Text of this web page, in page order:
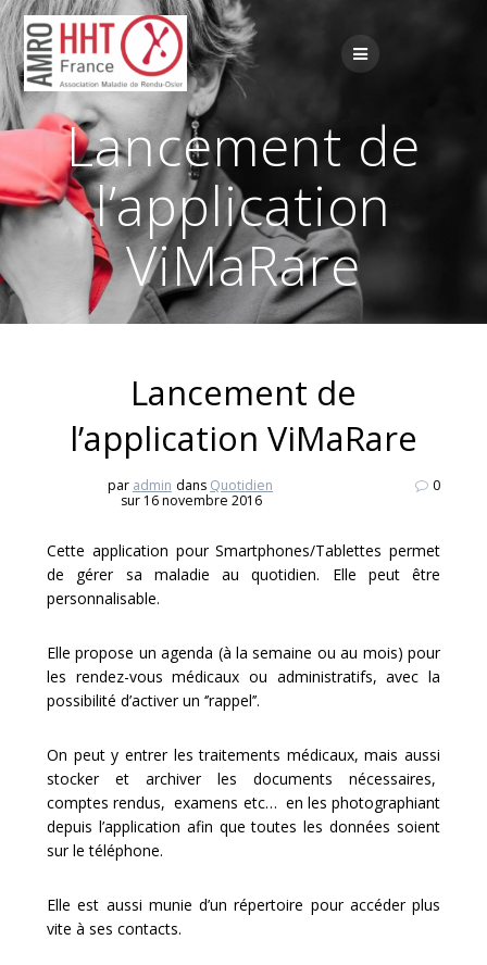
Passer
au
contenu
Lancement de
l’application
ViMaRare
Lancement de
l’application ViMaRare
par admin dans Quotidien
sur 16 novembre 2016
0
Cette application pour Smartphones/Tablettes permet
de gérer sa maladie au quotidien. Elle peut être
personnalisable.
Elle propose un agenda (à la semaine ou au mois) pour
les rendez-vous médicaux ou administratifs, avec la
possibilité d’activer un ‘’rappel’’.
On peut y entrer les traitements médicaux, mais aussi
stocker et archiver les documents nécessaires,
comptes rendus, examens etc… en les photographiant
depuis l’application afin que toutes les données soient
sur le téléphone.
Elle est aussi munie d’un répertoire pour accéder plus
vite à ses contacts.